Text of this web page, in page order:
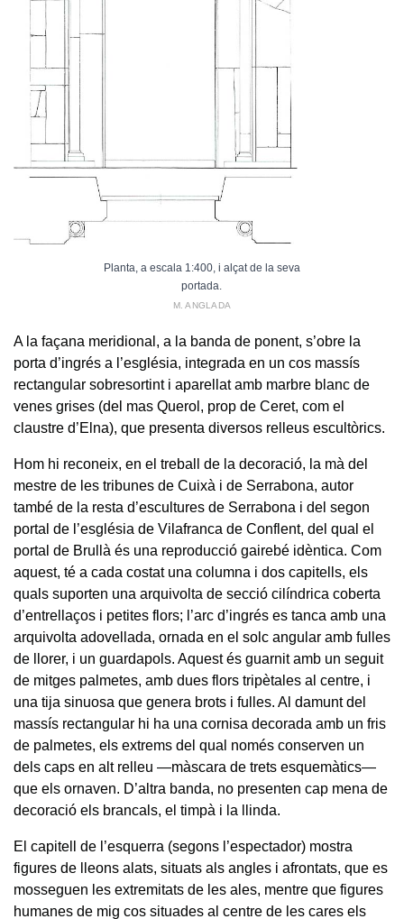
Planta, a escala 1:400, i alçat de la seva
portada.
M. ANGLADA
A la façana meridional, a la banda de ponent, s’obre la
porta d’ingrés a l’església, integrada en un cos massís
rectangular sobresortint i aparellat amb marbre blanc de
venes grises (del mas Querol, prop de Ceret, com el
claustre d’Elna), que presenta diversos relleus escultòrics.
Hom hi reconeix, en el treball de la decoració, la mà del
mestre de les tribunes de Cuixà i de Serrabona, autor
també de la resta d’escultures de Serrabona i del segon
portal de l’església de Vilafranca de Conflent, del qual el
portal de Brullà és una reproducció gairebé idèntica. Com
aquest, té a cada costat una columna i dos capitells, els
quals suporten una arquivolta de secció cilíndrica coberta
d’entrellaços i petites flors; l’arc d’ingrés es tanca amb una
arquivolta adovellada, ornada en el solc angular amb fulles
de llorer, i un guardapols. Aquest és guarnit amb un seguit
de mitges palmetes, amb dues flors tripètales al centre, i
una tija sinuosa que genera brots i fulles. Al damunt del
massís rectangular hi ha una cornisa decorada amb un fris
de palmetes, els extrems del qual només conserven un
dels caps en alt relleu —màscara de trets esquemàtics—
que els ornaven. D’altra banda, no presenten cap mena de
decoració els brancals, el timpà i la llinda.
El capitell de l’esquerra (segons l’espectador) mostra
figures de lleons alats, situats als angles i afrontats, que es
mosseguen les extremitats de les ales, mentre que figures
humanes de mig cos situades al centre de les cares els